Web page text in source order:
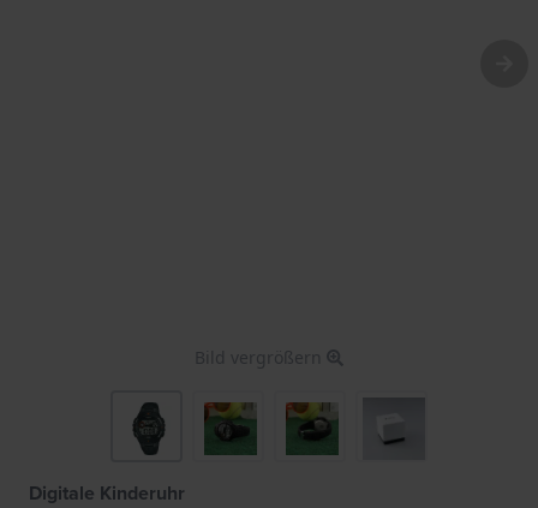
Bild vergrößern
Digitale Kinderuhr